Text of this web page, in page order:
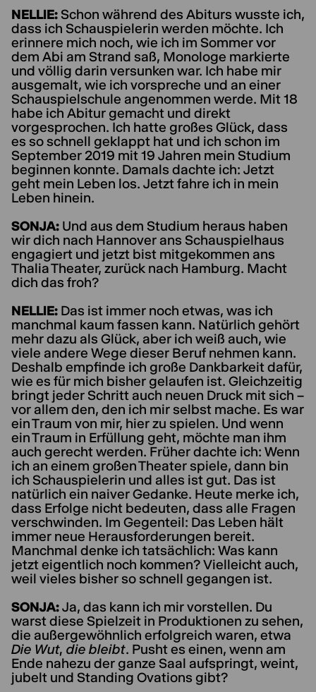
NELLIE:Schon während des Abiturs wusste ich,
dass ich Schauspielerin werden möchte. Ich
erinnere mich noch, wie ich im Sommer vor
dem Abi am Strand saß, Monologe markierte
und völlig darin versunken war. Ich habe mir
ausgemalt, wie ich vorspreche und an einer
Schauspielschule angenommen werde. Mit 18
habe ich Abitur gemacht und direkt
vorgesprochen. Ich hatte großes Glück, dass
es so schnell geklappt hat und ich schon im
September 2019 mit 19 Jahren mein Studium
beginnen konnte. Damals dachte ich: Jetzt
geht mein Leben los. Jetzt fahre ich in mein
Leben hinein.
SONJA: Und aus dem Studium heraus haben
wir dich nach Hannover ans Schauspielhaus
engagiert und jetzt bist mitgekommen ans
Thalia Theater, zurück nach Hamburg. Macht
dich das froh?
NELLIE: Das ist immer noch etwas, was ich
manchmal kaum fassen kann. Natürlich gehört
mehr dazu als Glück, aber ich weiß auch, wie
viele andere Wege dieser Beruf nehmen kann.
Deshalb empfinde ich große Dankbarkeit dafür,
wie es für mich bisher gelaufen ist. Gleichzeitig
bringt jeder Schritt auch neuen Druck mit sich –
vor allem den, den ich mir selbst mache. Es war
ein Traum von mir, hier zu spielen. Und wenn
ein Traum in Erfüllung geht, möchte man ihm
auch gerecht werden. Früher dachte ich: Wenn
ich an einem großen Theater spiele, dann bin
ich Schauspielerin und alles ist gut. Das ist
natürlich ein naiver Gedanke. Heute merke ich,
dass Erfolge nicht bedeuten, dass alle Fragen
verschwinden. Im Gegenteil: Das Leben hält
immer neue Herausforderungen bereit.
Manchmal denke ich tatsächlich: Was kann
jetzt eigentlich noch kommen? Vielleicht auch,
weil vieles bisher so schnell gegangen ist.
SONJA:Ja, das kann ich mir vorstellen. Du
warst diese Spielzeit in Produktionen zu sehen,
die außergewöhnlich erfolgreich waren, etwa
Die Wut, die bleibt. Pusht es einen, wenn am
Ende nahezu der ganze Saal aufspringt, weint,
jubelt und Standing Ovations gibt?